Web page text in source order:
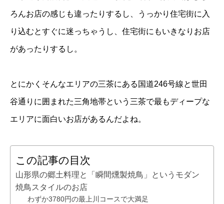
ろんお店の感じも違ったりするし、うっかり住宅街に入
り込むとすぐに迷っちゃうし、住宅街にもいきなりお店
があったりするし。
とにかくそんなエリアの三茶にある国道246号線と世田
谷通りに囲まれた三角地帯という三茶で最もディープな
エリアに面白いお店があるんだよね。
この記事の目次
山形県の郷土料理と「瞬間燻製焼鳥」というモダン
焼鳥スタイルのお店
わずか3780円の最上川コースで大満足